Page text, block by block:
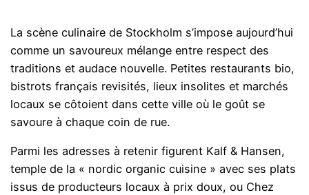
La scène culinaire de Stockholm s’impose aujourd’hui
comme un savoureux mélange entre respect des
traditions et audace nouvelle. Petites restaurants bio,
bistrots français revisités, lieux insolites et marchés
locaux se côtoient dans cette ville où le goût se
savoure à chaque coin de rue.
Parmi les adresses à retenir figurent Kalf & Hansen,
temple de la « nordic organic cuisine » avec ses plats
issus de producteurs locaux à prix doux, ou Chez